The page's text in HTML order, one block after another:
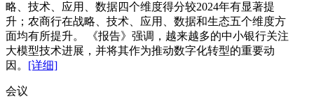
略、技术、应用、数据四个维度得分较2024年有显著提
升；农商行在战略、技术、应用、数据和生态五个维度方
面均有所提升。 《报告》强调，越来越多的中小银行关注
大模型技术进展，并将其作为推动数字化转型的重要动
因。 [详细]
会议